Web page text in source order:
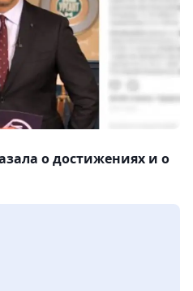
о достижениях и о